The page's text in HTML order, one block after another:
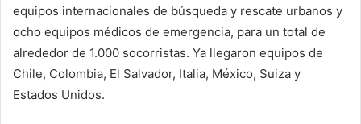
equipos internacionales de búsqueda y rescate urbanos y
ocho equipos médicos de emergencia, para un total de
alrededor de 1.000 socorristas. Ya llegaron equipos de
Chile, Colombia, El Salvador, Italia, México, Suiza y
Estados Unidos.